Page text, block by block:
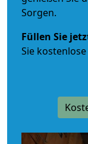
Sorgen.
Füllen Sie
Sie